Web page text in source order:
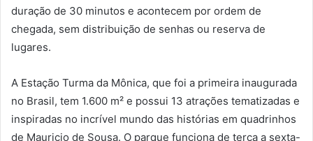
duração de 30 minutos e acontecem por ordem de
chegada, sem distribuição de senhas ou reserva de
lugares.
A Estação Turma da Mônica, que foi a primeira inaugurada
no Brasil, tem 1.600 m² e possui 13 atrações tematizadas e
inspiradas no incrível mundo das histórias em quadrinhos
de Mauricio de Sousa. O parque funciona de terça a sexta-